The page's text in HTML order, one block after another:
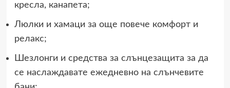
кресла, канапета;
Люлки и хамаци за още повече комфорт и
релакс;
Шезлонги и средства за слънцезащита за да
се наслаждавате ежедневно на слънчевите